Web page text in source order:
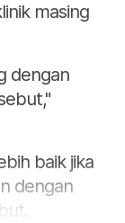
masing
dengan
baik jika
dengan